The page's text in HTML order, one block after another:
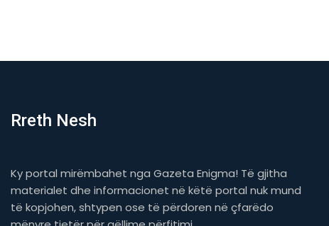
Rreth Nesh
Ky portal mirëmbahet nga Gazeta Enigma! Të gjitha
materialet dhe informacionet në këtë portal nuk mund
të kopjohen, shtypen ose të përdoren në çfarëdo